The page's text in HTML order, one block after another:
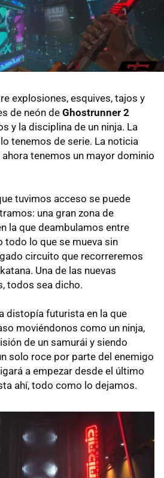
explosiones, esquives, tajos y
de neón de Ghostrunner 2
y la disciplina de un ninja. La
tenemos de serie. La noticia
tenemos un mayor dominio
tuvimos acceso se puede
una gran zona de
la que deambulamos entre
todo lo que se mueva sin
circuito que recorreremos
Una de las nuevas
todos sea dicho.
distopía futurista en la que
moviéndonos como un ninja,
de un samurái y siendo
solo roce por parte del enemigo
a empezar desde el último
ahí, todo como lo dejamos.